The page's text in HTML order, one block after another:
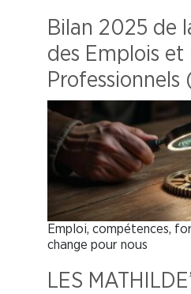
Bilan 2025 de
des Emplois et
Professionnels
Emploi, compétences,
change pour nous
LES